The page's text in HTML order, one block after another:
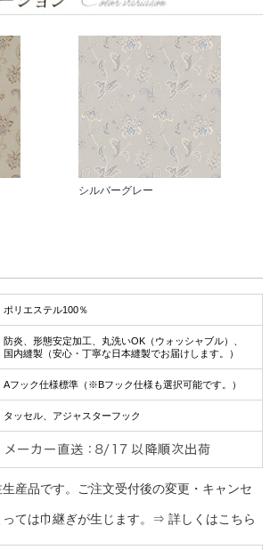
シルバーグレー
ポリエステル100％
防炎、形態安定加工、丸洗いOK（ウォッシャブル）、
国内縫製（安心・丁寧な日本縫製でお届けします。）
Aフック仕様標準（※Bフック仕様も選択可能です。）
タッセル、アジャスターフック
産品です。ご注文受付後の変更・キャンセ
ては巾継ぎが生じます。
⇒ 詳しくはこちら